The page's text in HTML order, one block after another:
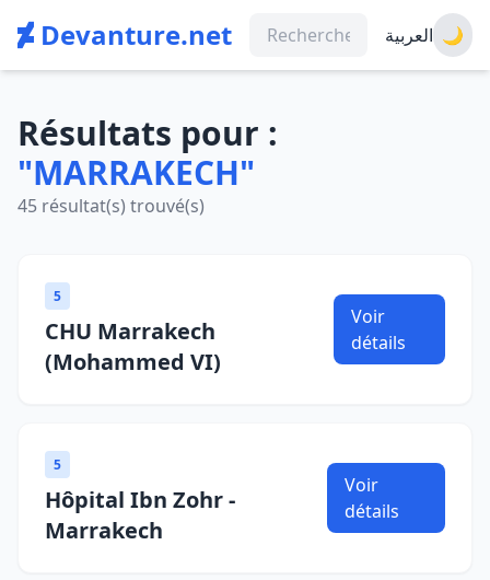
Devanture.net العربية 🌙
Résultats pour :
"MARRAKECH"
45 résultat(s) trouvé(s)
5
CHU Marrakech
(Mohammed VI)
Voir
détails
5
Hôpital Ibn Zohr -
Marrakech
Voir
détails